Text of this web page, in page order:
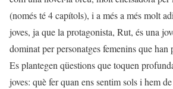
(només té 4 capítols), i a més a més molt
joves, ja que la protagonista, Rut, és una
dominat per personatges femenins que han
Es plantegen qüestions que toquen
joves: què fer quan ens sentim sols i hem